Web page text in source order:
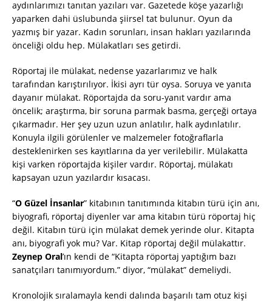
aydınlarımızı tanıtan yazıları var. Gazetede köşe yazarlığı
yaparken dahi üslubunda şiirsel tat bulunur. Oyun da
yazmış bir yazar. Kadın sorunları, insan hakları yazılarında
önceliği oldu hep. Mülakatları ses getirdi.
Röportaj ile mülakat, nedense yazarlarımız ve halk
tarafından karıştırılıyor. İkisi ayrı tür oysa. Soruya ve yanıta
dayanır mülakat. Röportajda da soru-yanıt vardır ama
öncelik; araştırma, bir soruna parmak basma, gerçeği ortaya
çıkarmadır. Her şey uzun uzun anlatılır, halk aydınlatılır.
Konuyla ilgili görülenler ve malzemeler fotoğraflarla
desteklenirken ses kayıtlarına da yer verilebilir. Mülakatta
kişi varken röportajda kişiler vardır. Röportaj, mülakatı
kapsayan uzun yazılardır kısacası.
“O Güzel İnsanlar” kitabının tanıtımında kitabın türü için anı,
biyografi, röportaj diyenler var ama kitabın türü röportaj hiç
değil. Kitabın türü için mülakat demek yerinde olur. Kitapta
anı, biyografi yok mu? Var. Kitap röportaj değil mülakattır.
Zeynep Oral’ın kendi de “Kitapta röportaj yaptığım bazı
sanatçıları tanımıyordum.” diyor, “mülakat” demeliydi.
Kronolojik sıralamayla kendi dalında başarılı tam otuz kişi